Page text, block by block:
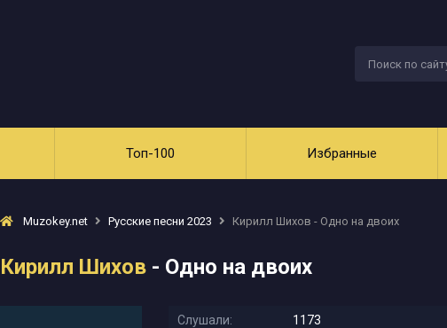
Топ-100 Избранные
Muzokey.net Русские песни 2023 Кирилл Шихов - Одно на двоих
Кирилл Шихов - Одно на двоих
Слушали:
1173